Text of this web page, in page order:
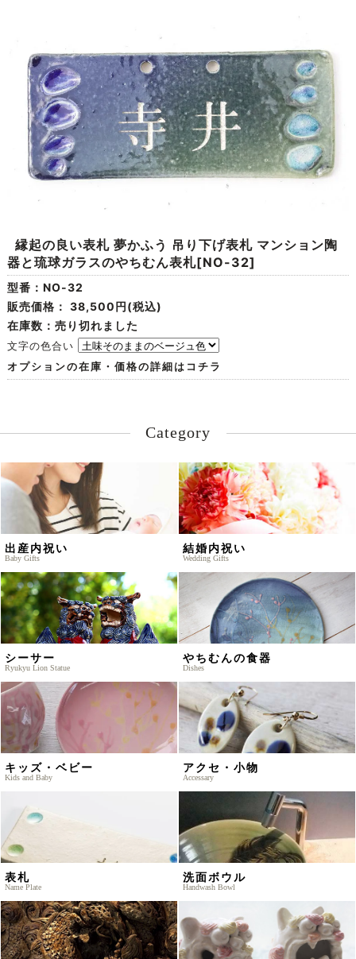
縁起の良い表札 夢かふう 吊り下げ表札 マンション陶
器と琉球ガラスのやちむん表札[NO-32]
型番：NO-32
販売価格： 38,500円(税込)
在庫数：売り切れました
文字の色合い
オプションの在庫・価格の詳細はコチラ
Category
出産内祝い
Baby Gifts
結婚内祝い
Wedding Gifts
シーサー
Ryukyu Lion Statue
やちむんの食器
Dishes
キッズ・ベビー
Kids and Baby
アクセ・小物
Accessary
表札
Name Plate
洗面ボウル
Handwash Bowl